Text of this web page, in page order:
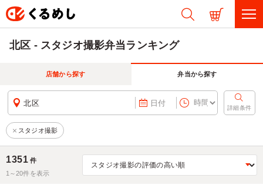
北区 - スタジオ撮影弁当ランキング
店舗から探す 弁当から探す
北区 日付
詳細条件
スタジオ撮影
1351 件
1～20件を表示